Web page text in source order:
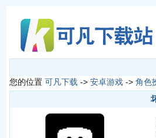
您的位置 可凡下载 -> 安卓游戏 -> 角色